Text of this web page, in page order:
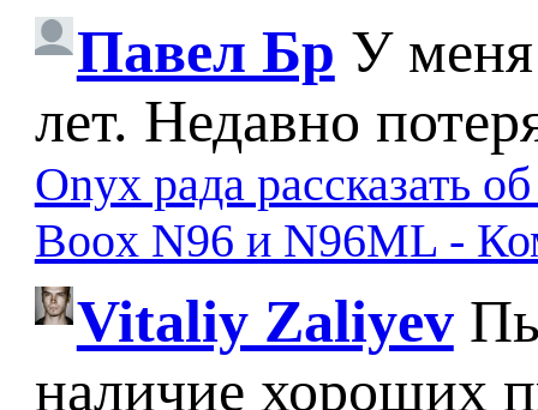
Павел Бр У меня
лет. Недавно
Onyx рада рассказать
Boox N96 и N96ML -
Vitaliy Zaliyev
наличие хороших